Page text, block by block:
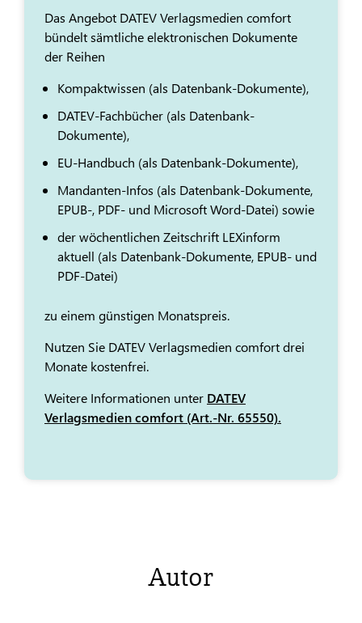
Das Angebot DATEV Verlagsmedien comfort
bündelt sämtliche elektronischen Dokumente
der Reihen
Kompaktwissen (als Datenbank-Dokumente),
DATEV-Fachbücher (als Datenbank-
Dokumente),
EU-Handbuch (als Datenbank-Dokumente),
Mandanten-Infos (als Datenbank-Dokumente,
EPUB-, PDF- und Microsoft Word-Datei) sowie
der wöchentlichen Zeitschrift LEXinform
aktuell (als Datenbank-Dokumente, EPUB- und
PDF-Datei)
zu einem günstigen Monatspreis.
Nutzen Sie DATEV Verlagsmedien comfort drei
Monate kostenfrei.
Weitere Informationen unter DATEV
Verlagsmedien comfort (Art.-Nr. 65550).
Autor